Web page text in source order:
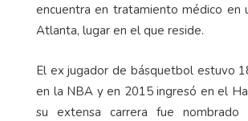
encuentra en tratamiento médico en
Atlanta, lugar en el que reside.
El ex jugador de básquetbol estuvo
en la NBA y en 2015 ingresó en el
su extensa carrera fue nombrado